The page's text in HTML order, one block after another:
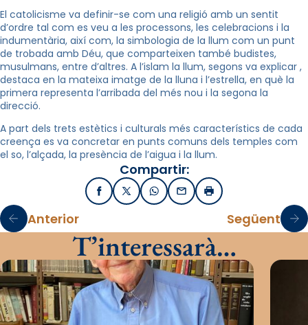
El catolicisme va definir-se com una religió amb un sentit
d’ordre tal com es veu a les processons, les celebracions i la
indumentària, així com, la simbologia de la llum com un punt
de trobada amb Déu, que comparteixen també budistes,
musulmans, entre d’altres. A l’islam la llum, segons va explicar ,
destaca en la mateixa imatge de la lluna i l’estrella, en què la
primera representa l’arribada del més nou i la segona la
direcció.
A part dels trets estètics i culturals més característics de cada
creença es va concretar en punts comuns dels temples com
el so, l’alçada, la presència de l’aigua i la llum.
Compartir:
FacebookX / TwitterWhatsApp
EmailImprimir
Anterior Següent
T’interessarà…